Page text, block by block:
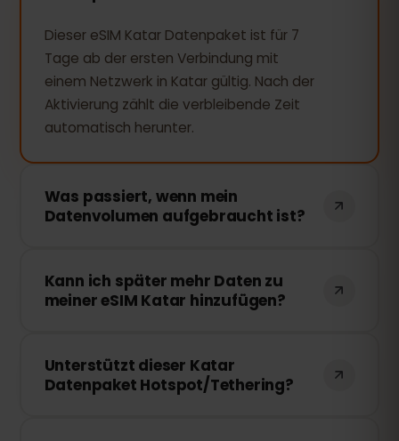
Dieser eSIM Katar Datenpaket ist für 7
Tage ab der ersten Verbindung mit
einem Netzwerk in Katar gültig. Nach der
Aktivierung zählt die verbleibende Zeit
automatisch herunter.
Was passiert, wenn mein
Datenvolumen aufgebraucht ist?
verbrauchen, wird Ihre Verbindung
unterbrochen. Sie können Ihr eSIM
Kann ich später mehr Daten zu
meiner eSIM Katar hinzufügen?
Datenvolumen kaufen, ohne die eSIM neu
zu installieren. Rufen Sie einfach Ihr Konto
Unterstützt dieser Katar
Datenpaket Hotspot/Tethering?